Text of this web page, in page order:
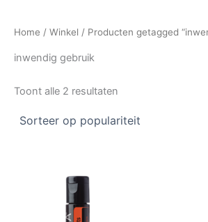
Home / Winkel / Producten getagged
inwendig gebruik
Toont alle 2 resultaten